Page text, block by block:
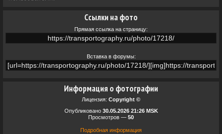
Информация о фотографии
Лицензия: Copyright ©
Опубликовано 30.05.2026 21:26 MSK
Просмотров — 50
Подробная информация
Ссылки на фото
Прямая ссылка на страницу:
Вставка в форумы: